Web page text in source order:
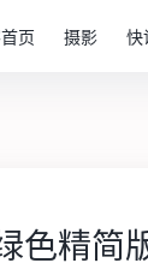
页 摄影 快
色精简